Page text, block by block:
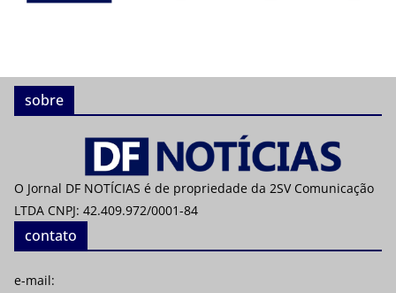
sobre
O Jornal DF NOTÍCIAS é de propriedade da 2SV Comunicação
LTDA CNPJ: 42.409.972/0001-84
contato
e-mail: